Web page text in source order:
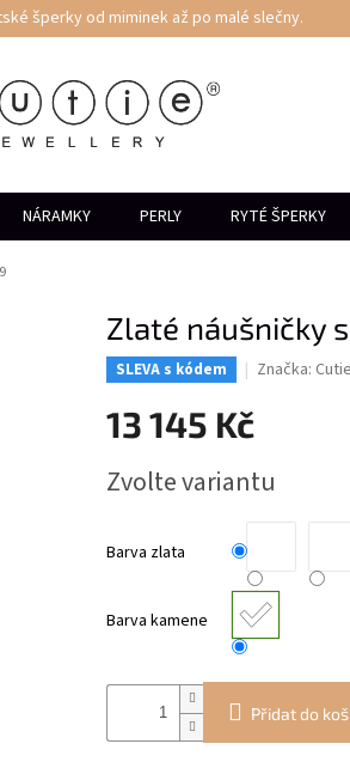
šperky od miminek až po malé slečny.
NÁRAMKY PERLY RYTÉ ŠPERKY
Zlaté náušničky
SLEVA s kódem Značka:
13 145 Kč
cena:
Zvolte variantu
Barva zlata
Barva kamene
Přidat do